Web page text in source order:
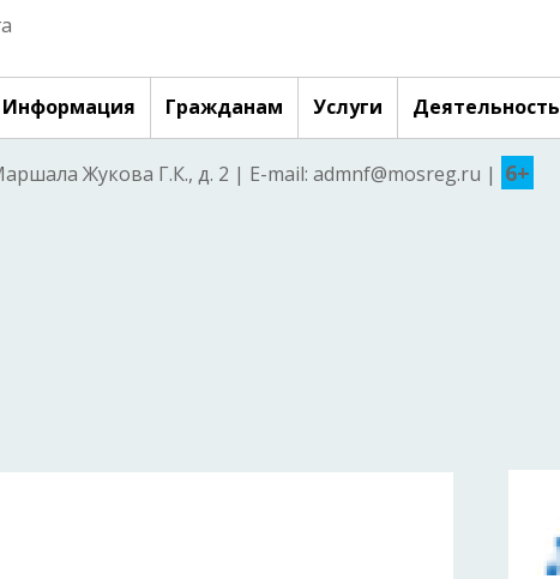
Информация Гражданам Услуги Деятельность
Жукова Г.К., д. 2 | E-mail: admnf@mosreg.ru | 6+